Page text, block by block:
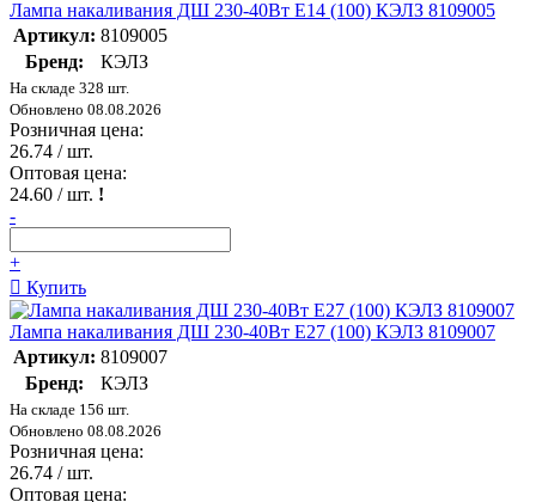
Лампа накаливания ДШ 230-40Вт E14 (100) КЭЛЗ 8109005
Артикул: 8109005
Бренд:
КЭЛЗ
На складе 328 шт.
Обновлено 08.08.2026
Розничная цена:
26.74 / шт.
Оптовая цена:
24.60 / шт. !
-
+
Купить
Лампа накаливания ДШ 230-40Вт E27 (100) КЭЛЗ 8109007
Артикул: 8109007
Бренд:
КЭЛЗ
На складе 156 шт.
Обновлено 08.08.2026
Розничная цена:
26.74 / шт.
Оптовая цена: